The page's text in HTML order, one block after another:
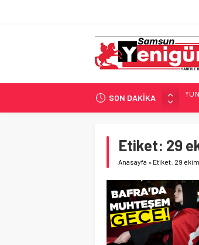
SON DAKİKA
Etiket: 29
Anasayfa » Etiket: 29 ekim